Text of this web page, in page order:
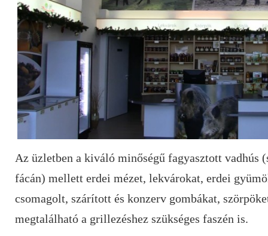
Az üzletben a kiváló minőségű fagyasztott vadhús
fácán) mellett erdei mézet, lekvárokat, erdei
csomagolt, szárított és konzerv gombákat,
megtalálható a grillezéshez szükséges faszén is.